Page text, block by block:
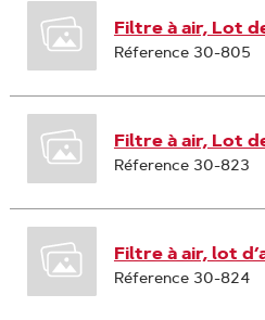
Filtre à air, Lot
Réference 30-805
Filtre à air, Lot
Réference 30-823
Filtre à air, lot
Réference 30-824